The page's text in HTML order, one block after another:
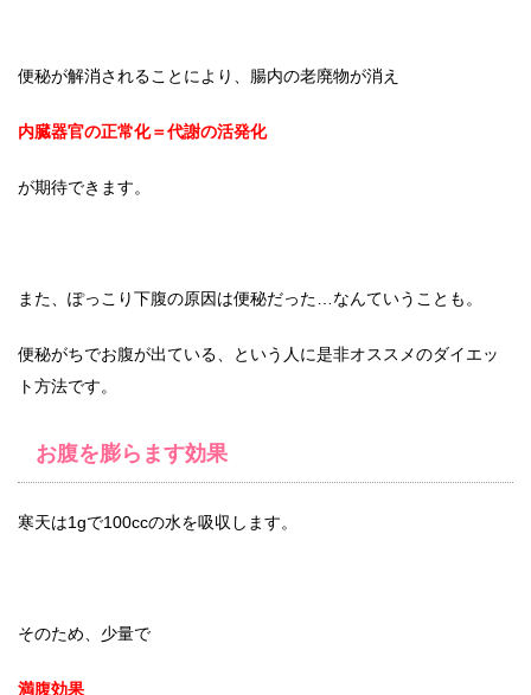
便秘が解消されることにより、腸内の老廃物が消え
内臓器官の正常化＝代謝の活発化
が期待できます。
また、ぽっこり下腹の原因は便秘だった…なんていうことも。
便秘がちでお腹が出ている、という人に是非オススメのダイエッ
ト方法です。
お腹を膨らます効果
寒天は1gで100ccの水を吸収します。
そのため、少量で
満腹効果